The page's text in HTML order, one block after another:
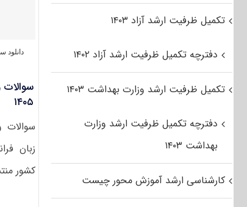
دانلود
سوالات
۱۴۰۵
سوالات
کشور
تکمیل ظرفیت ارشد آزاد ۱۴۰۳
دفترچه تکمیل ظرفیت ارشد آزاد ۱۴۰۲
تکمیل ظرفیت ارشد وزارت بهداشت ۱۴۰۳
دفترچه تکمیل ظرفیت ارشد وزارت
بهداشت ۱۴۰۳
کارشناسی ارشد آموزش محور چیست